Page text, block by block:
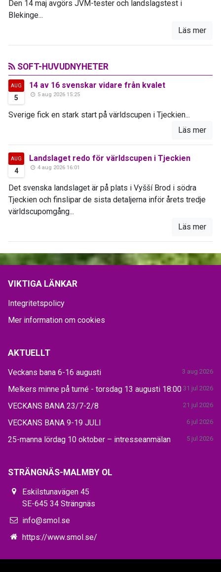
Den 14 maj avgörs JVM-tester och landslagstest i
Blekinge...
Läs mer
SOFT-HUVUDNYHETER
AUG
5
14 av 16 svenskar vidare från kvalet
5 aug 2026 15:25
Sverige fick en stark start på världscupen i Tjeckien...
Läs mer
AUG
4
Landslaget redo för världscupen i Tjeckien
4 aug 2026 16:01
Det svenska landslaget är på plats i Vyšší Brod i södra
Tjeckien och finslipar de sista detaljerna inför årets tredje
världscupomgång...
Läs mer
VIKTIGA LÄNKAR
Integritetspolicy
Mer information om cookies
AKTUELLT
Veckans bana 6-16 augusti 3 aug 2026
Melkers minne på turné - torsdag 13 augusti 18:00 31 jul 2026
VECKANS BANA 23/7-2/8 21 jul 2026
VECKANS BANA 9-19 JULI 6 jul 2026
25-manna lördag 10 oktober – intresseanmälan 5 jul 2026
STRÄNGNÄS-MALMBY OL
Eskilstunavägen 45
SE-645 34 Strängnäs
info@smol.se
https://www.smol.se/